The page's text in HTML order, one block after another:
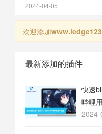
2024-04-05
欢迎添加
最新添加的插件
快速
哔哩